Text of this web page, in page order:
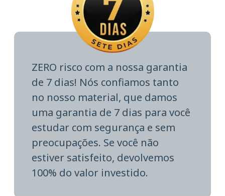
ZERO risco com a nossa garantia
de 7 dias! Nós confiamos tanto
no nosso material, que damos
uma garantia de 7 dias para você
estudar com segurança e sem
preocupações. Se você não
estiver satisfeito, devolvemos
100% do valor investido.